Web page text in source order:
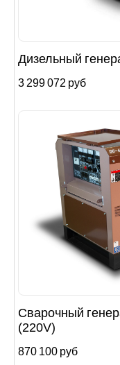
Дизельный
3 299 072 руб
Сварочный
(220V)
870 100 руб